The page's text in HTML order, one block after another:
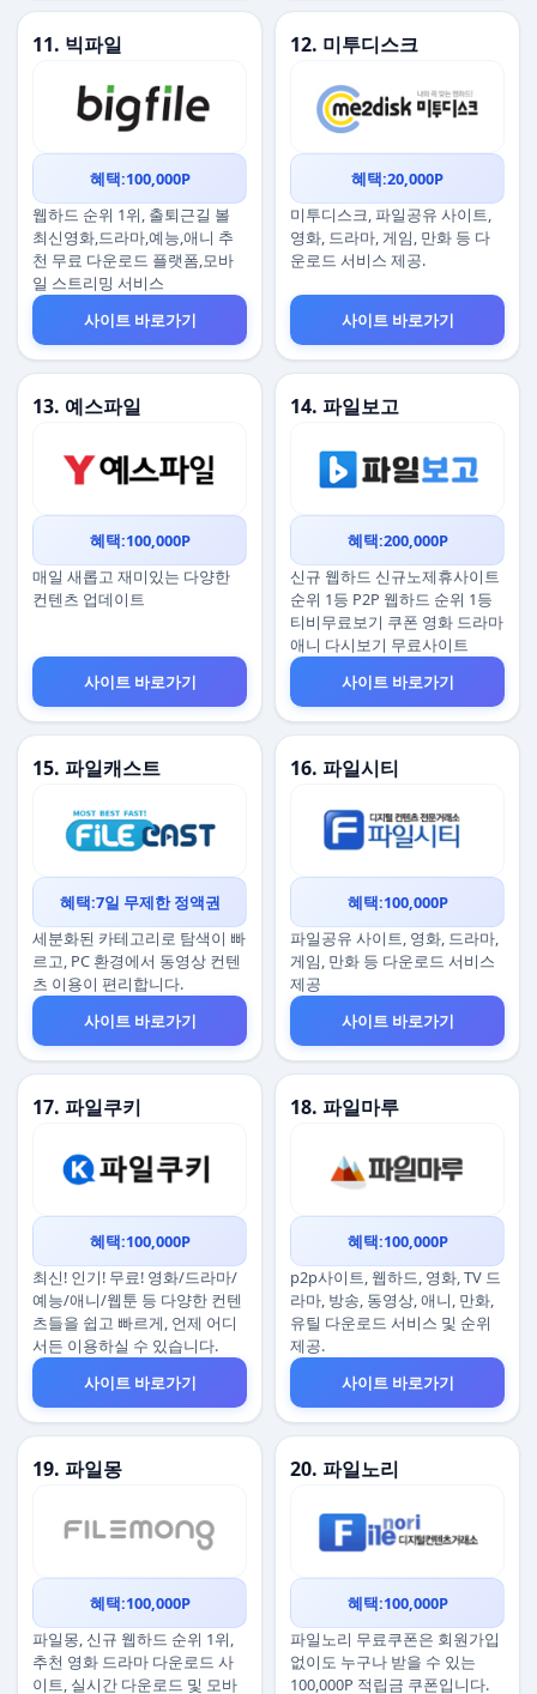
11. 빅파일
혜택:100,000P
웹하드 순위 1위, 출퇴근길 볼
최신영화,드라마,예능,애니 추
천 무료 다운로드 플랫폼,모바
일 스트리밍 서비스
사이트 바로가기
12. 미투디스크
혜택:20,000P
미투디스크, 파일공유 사이트,
영화, 드라마, 게임, 만화 등 다
운로드 서비스 제공.
사이트 바로가기
13. 예스파일
혜택:100,000P
매일 새롭고 재미있는 다양한
컨텐츠 업데이트
사이트 바로가기
14. 파일보고
혜택:200,000P
신규 웹하드 신규노제휴사이트
순위 1등 P2P 웹하드 순위 1등
티비무료보기 쿠폰 영화 드라마
애니 다시보기 무료사이트
사이트 바로가기
15. 파일캐스트
혜택:7일 무제한 정액권
세분화된 카테고리로 탐색이 빠
르고, PC 환경에서 동영상 컨텐
츠 이용이 편리합니다.
사이트 바로가기
16. 파일시티
혜택:100,000P
파일공유 사이트, 영화, 드라마,
게임, 만화 등 다운로드 서비스
제공
사이트 바로가기
17. 파일쿠키
혜택:100,000P
최신! 인기! 무료! 영화/드라마/
예능/애니/웹툰 등 다양한 컨텐
츠들을 쉽고 빠르게, 언제 어디
서든 이용하실 수 있습니다.
사이트 바로가기
18. 파일마루
혜택:100,000P
p2p사이트, 웹하드, 영화, TV 드
라마, 방송, 동영상, 애니, 만화,
유틸 다운로드 서비스 및 순위
제공.
사이트 바로가기
19. 파일몽
혜택:100,000P
파일몽, 신규 웹하드 순위 1위,
추천 영화 드라마 다운로드 사
이트, 실시간 다운로드 및 모바
20. 파일노리
혜택:100,000P
파일노리 무료쿠폰은 회원가입
없이도 누구나 받을 수 있는
100,000P 적립금 쿠폰입니다.